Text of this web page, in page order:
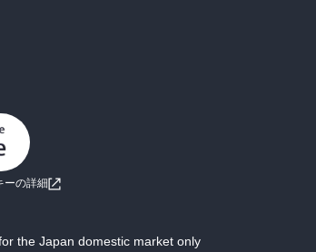
ーの詳細
the Japan domestic market only